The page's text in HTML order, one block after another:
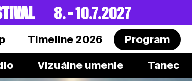
8. – 10.7.2027
Timeline 2026 Program
Vizuálne umenie Tanec